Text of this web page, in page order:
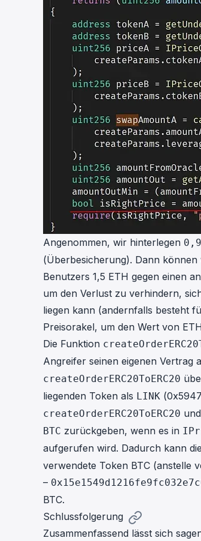
Angenommen, wir hinterlegen
(Überbesicherung). Dann
Benutzers 1,5 ETH gegen einen
um den Verlust zu verhindern,
liegen kann (andernfalls besteht
Preisorakel, um den Wert von
Die Funktion
Angreifer seinen eigenen Vertrag
createOrderERC20ToERC20
liegenden Token als LINK
createOrderERC20ToERC20 und
BTC zurückgeben, wenn es in
aufgerufen wird. Dadurch kann
verwendete Token BTC (anstelle
–
BTC.
Schlussfolgerung
Zusammenfassend lässt sich